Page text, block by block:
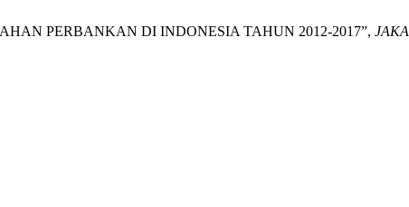
PERBANKAN DI INDONESIA TAHUN 2012-2017”, JAKA